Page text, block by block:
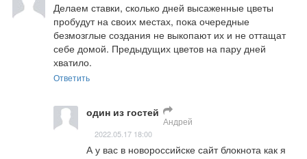
Делаем ставки, сколько дней высаженные цветы
пробудут на своих местах, пока очередные
безмозглые создания не выкопают их и не оттащат
себе домой. Предыдущих цветов на пару дней
хватило.
Ответить
один из гостей
Андрей
2022.05.17 18:00
А у вас в новороссийске сайт блокнота как я